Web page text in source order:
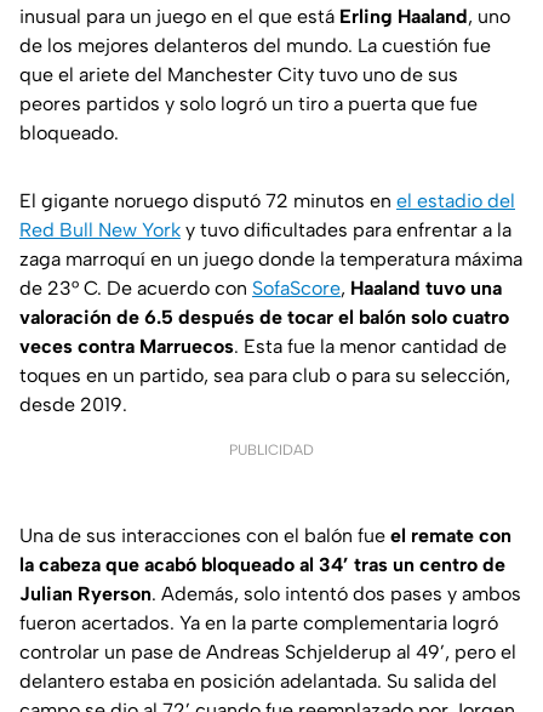
inusual para un juego en el que está Erling Haaland, uno
de los mejores delanteros del mundo. La cuestión fue
que el ariete del Manchester City tuvo uno de sus
peores partidos y solo logró un tiro a puerta que fue
bloqueado.
El gigante noruego disputó 72 minutos en el estadio del
Red Bull New York y tuvo dificultades para enfrentar a la
zaga marroquí en un juego donde la temperatura máxima
de 23° C. De acuerdo con SofaScore, Haaland tuvo una
valoración de 6.5 después de tocar el balón solo cuatro
veces contra Marruecos. Esta fue la menor cantidad de
toques en un partido, sea para club o para su selección,
desde 2019.
PUBLICIDAD
Una de sus interacciones con el balón fue el remate con
la cabeza que acabó bloqueado al 34’ tras un centro de
Julian Ryerson. Además, solo intentó dos pases y ambos
fueron acertados. Ya en la parte complementaria logró
controlar un pase de Andreas Schjelderup al 49’, pero el
delantero estaba en posición adelantada. Su salida del